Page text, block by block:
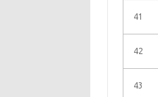
41
42
43